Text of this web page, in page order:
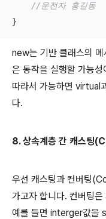
//운전자 홍길동
}
new는 기반 클래스의
은 동작을 실행할 가능
따라서 가능하면 virtual
다.
8. 상속계층 간 캐스팅
우선 캐스팅과 컨버팅
가고자 합니다. 컨버팅
예를 들면 interger값을